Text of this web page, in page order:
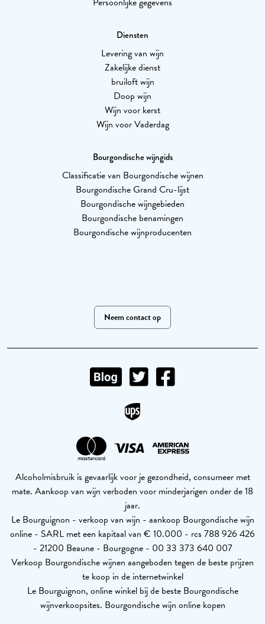
Diensten
Levering van wijn
Zakelijke dienst
bruiloft wijn
Doop wijn
Wijn voor kerst
Wijn voor Vaderdag
Bourgondische wijngids
Classificatie van Bourgondische wijnen
Bourgondische Grand Cru-lijst
Bourgondische wijngebieden
Bourgondische benamingen
Bourgondische wijnproducenten
Neem contact op
Alcoholmisbruik is gevaarlijk voor je gezondheid, consumeer met
mate. Aankoop van wijn verboden voor minderjarigen onder de 18
jaar.
Le Bourguignon - verkoop van wijn - aankoop Bourgondische wijn
online - SARL met een kapitaal van € 10.000 - rcs 788 926 426
- 21200 Beaune - Bourgogne - 00 33 373 640 007
Verkoop Bourgondische wijnen aangeboden tegen de beste prijzen
te koop in de internetwinkel
Le Bourguignon, online winkel bij de beste Bourgondische
wijnverkoopsites. Bourgondische wijn online kopen